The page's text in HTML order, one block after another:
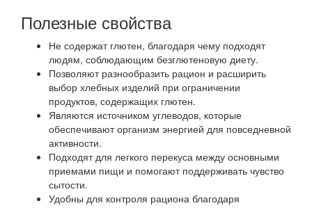
Полезные свойства
Не содержат глютен, благодаря чему подходят
людям, соблюдающим безглютеновую диету.
Позволяют разнообразить рацион и расширить
выбор хлебных изделий при ограничении
продуктов, содержащих глютен.
Являются источником углеводов, которые
обеспечивают организм энергией для повседневной
активности.
Подходят для легкого перекуса между основными
приемами пищи и помогают поддерживать чувство
сытости.
Удобны для контроля рациона благодаря